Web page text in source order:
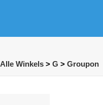
Alle Winkels > G > Groupon